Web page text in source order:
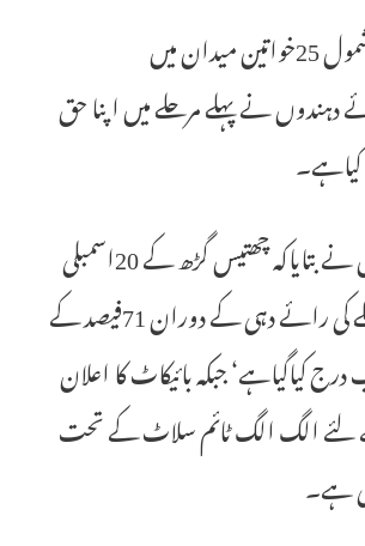
جملہ 223امیدوار‘ بشمول 25خواتین میدان میں
دہندوں نے پہلے مرحلے میں اپنا حق
رائے پور۔ اہلکاروں نے بتایاکہ چھتیس گڑھ کے 20اسمبلی
حلقوں میں پہلے مرحلے کی رائے دہی کے دوران 71فیصد کے
کیاگیاہے‘ جبکہ بائیکاٹ کا اعلان
لئے الگ الگ ٹائم سلاٹ کے تحت
ہے۔